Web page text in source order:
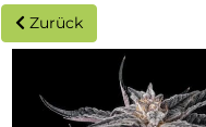
Zurück